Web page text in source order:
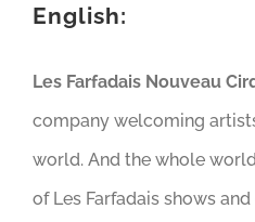
English:
Les Farfadais Nouveau
company welcoming
world. And the whole
of Les Farfadais shows